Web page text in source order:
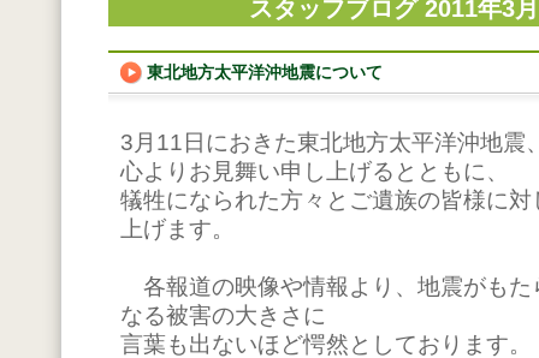
スタッフブログ 2011年3
東北地方太平洋沖地震について
3月11日におきた東北地方太平洋沖地震
心よりお見舞い申し上げるとともに、
犠牲になられた方々とご遺族の皆様に
上げます。
各報道の映像や情報より、地震がもた
なる被害の大きさに
言葉も出ないほど愕然としております。